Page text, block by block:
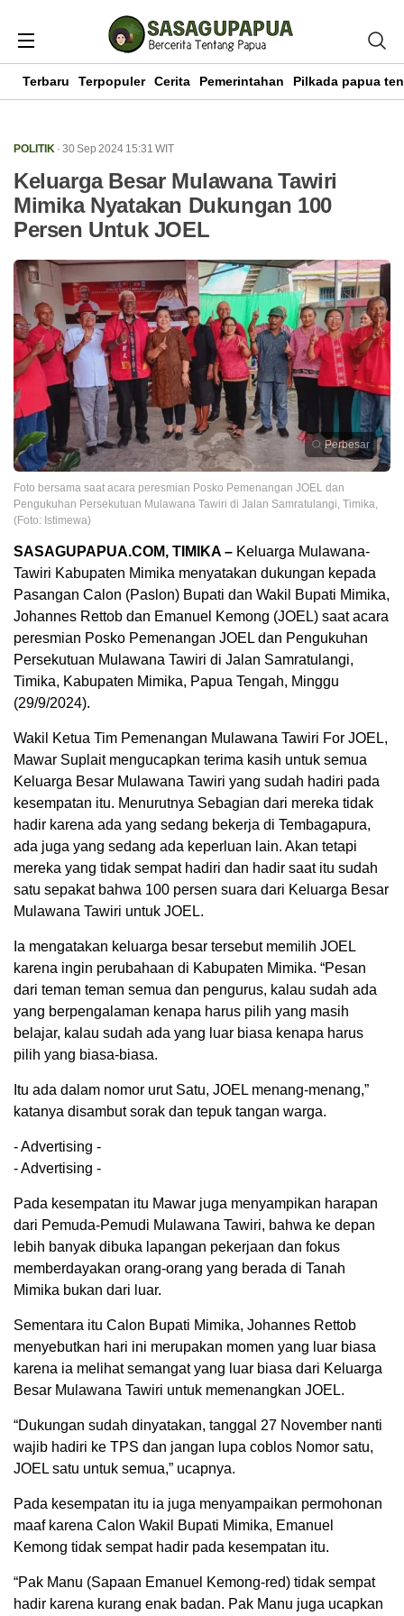
Terbaru Terpopuler Cerita Pemerintahan Pilkada papua
POLITIK · 30 Sep 2024 15:31 WIT
Keluarga Besar Mulawana Tawiri
Mimika Nyatakan Dukungan 100
Persen Untuk JOEL
Perbesar
Foto bersama saat acara peresmian Posko Pemenangan JOEL dan
Pengukuhan Persekutuan Mulawana Tawiri di Jalan Samratulangi, Timika,
(Foto: Istimewa)
SASAGUPAPUA.COM, TIMIKA – Keluarga Mulawana-
Tawiri Kabupaten Mimika menyatakan dukungan kepada
Pasangan Calon (Paslon) Bupati dan Wakil Bupati Mimika,
Johannes Rettob dan Emanuel Kemong (JOEL) saat acara
peresmian Posko Pemenangan JOEL dan Pengukuhan
Persekutuan Mulawana Tawiri di Jalan Samratulangi,
Timika, Kabupaten Mimika, Papua Tengah, Minggu
(29/9/2024).
Wakil Ketua Tim Pemenangan Mulawana Tawiri For JOEL,
Mawar Suplait mengucapkan terima kasih untuk semua
Keluarga Besar Mulawana Tawiri yang sudah hadiri pada
kesempatan itu. Menurutnya Sebagian dari mereka tidak
hadir karena ada yang sedang bekerja di Tembagapura,
ada juga yang sedang ada keperluan lain. Akan tetapi
mereka yang tidak sempat hadiri dan hadir saat itu sudah
satu sepakat bahwa 100 persen suara dari Keluarga Besar
Mulawana Tawiri untuk JOEL.
Ia mengatakan keluarga besar tersebut memilih JOEL
karena ingin perubahaan di Kabupaten Mimika. “Pesan
dari teman teman semua dan pengurus, kalau sudah ada
yang berpengalaman kenapa harus pilih yang masih
belajar, kalau sudah ada yang luar biasa kenapa harus
pilih yang biasa-biasa.
Itu ada dalam nomor urut Satu, JOEL menang-menang,”
katanya disambut sorak dan tepuk tangan warga.
- Advertising -
- Advertising -
Pada kesempatan itu Mawar juga menyampikan harapan
dari Pemuda-Pemudi Mulawana Tawiri, bahwa ke depan
lebih banyak dibuka lapangan pekerjaan dan fokus
memberdayakan orang-orang yang berada di Tanah
Mimika bukan dari luar.
Sementara itu Calon Bupati Mimika, Johannes Rettob
menyebutkan hari ini merupakan momen yang luar biasa
karena ia melihat semangat yang luar biasa dari Keluarga
Besar Mulawana Tawiri untuk memenangkan JOEL.
“Dukungan sudah dinyatakan, tanggal 27 November nanti
wajib hadiri ke TPS dan jangan lupa coblos Nomor satu,
JOEL satu untuk semua,” ucapnya.
Pada kesempatan itu ia juga menyampaikan permohonan
maaf karena Calon Wakil Bupati Mimika, Emanuel
Kemong tidak sempat hadir pada kesempatan itu.
“Pak Manu (Sapaan Emanuel Kemong-red) tidak sempat
hadir karena kurang enak badan. Pak Manu juga ucapkan